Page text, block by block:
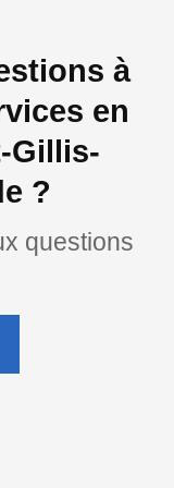
à
en
Gillis-
?
questions